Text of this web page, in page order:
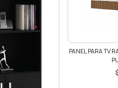
PANEL PARA TV